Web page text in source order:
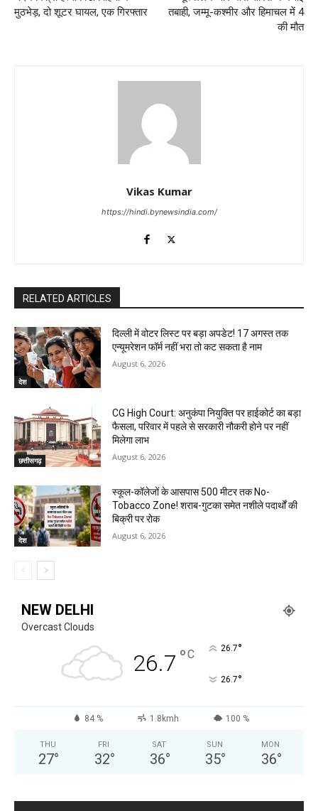
मुठभेड़, दो शूटर घायल, एक गिरफ्तार
तबाही, जम्मू-कश्मीर और हिमाचल में 4
की मौत
Vikas Kumar
https://hindi.bynewsindia.com/
RELATED ARTICLES
देश
दिल्ली में वोटर लिस्ट पर बड़ा अपडेट! 17 अगस्त तक
एन्यूमरेशन फॉर्म नहीं भरा तो कट सकता है नाम
August 6, 2026
छत्तीसगढ़
CG High Court: अनुकंपा नियुक्ति पर हाईकोर्ट का बड़ा
फैसला, परिवार में पहले से सरकारी नौकरी होने पर नहीं
मिलेगा लाभ
August 6, 2026
देश
स्कूल-कॉलेजों के आसपास 500 मीटर तक No-
Tobacco Zone! शराब-गुटका समेत नशीले पदार्थों की
बिक्री पर रोक
August 6, 2026
NEW DELHI
Overcast Clouds
26.7 °C 26.7°
26.7°
84 % 1.8kmh 100 %
THU
27°
FRI
32°
SAT
36°
SUN
35°
MON
36°